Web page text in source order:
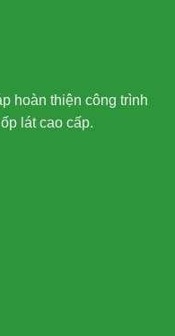
hoàn thiện công trình
lát cao cấp.